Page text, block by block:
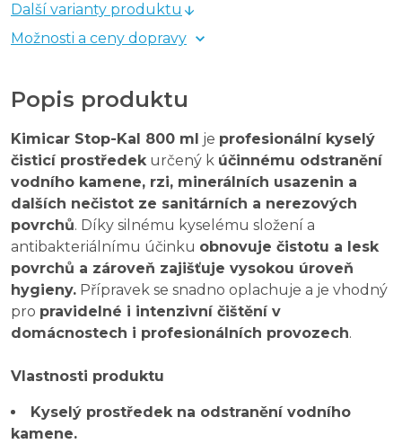
Další varianty produktu
Možnosti a ceny dopravy
Popis produktu
Kimicar Stop-Kal 800 ml je profesionální kyselý
čisticí prostředekurčený k účinnému odstranění
vodního kamene, rzi, minerálních usazenin a
dalších nečistot ze sanitárních a nerezových
povrchů. Díky silnému kyselému složení a
antibakteriálnímu účinku obnovuje čistotu a lesk
povrchů a zároveň zajišťuje vysokou úroveň
hygieny. Přípravek se snadno oplachuje a je vhodný
pro pravidelné i intenzivní čištění v
domácnostech i profesionálních provozech.
Vlastnosti produktu
Kyselý prostředek na odstranění vodního
kamene.